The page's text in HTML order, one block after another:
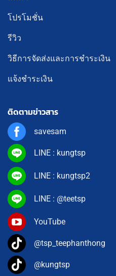
โปรโมชั่น
รีวิว
วิธีการจัดส่งและการชำระเงิน
แจ้งชำระเงิน
ติดตามข่าวสาร
savesam
LINE : kungtsp
LINE : kungtsp2
LINE : @teetsp
YouTube
@tsp_teephanthong
@kungtsp